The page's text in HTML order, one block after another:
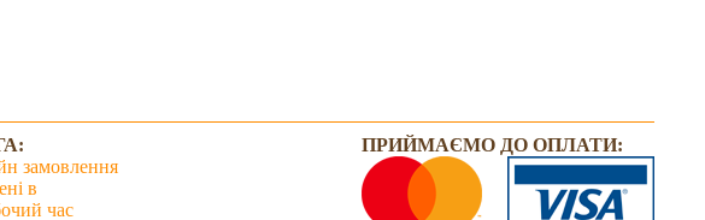
замовлення
в
час
ПРИЙМАЄМО ДО ОПЛАТИ: